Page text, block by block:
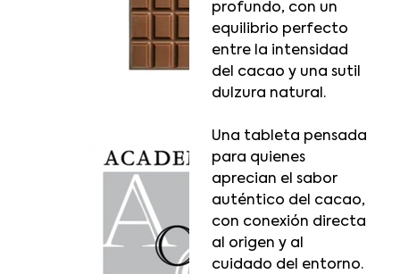
profundo, con un
equilibrio perfecto
entre la intensidad
del cacao y una sutil
dulzura natural.
Una tableta pensada
para quienes
aprecian el sabor
auténtico del cacao,
con conexión directa
al origen y al
cuidado del entorno.